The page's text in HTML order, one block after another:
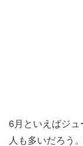
6月といえばジ
人も多いだろう